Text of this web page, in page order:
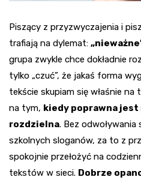
Piszący z przyzwyczajenia i
trafiają na dylemat:
grupa zwykle chce dokładnie
tylko „czuć”, że jakaś forma
tekście skupiam się właśnie
na tym, kiedy poprawna jest
rozdzielna. Bez odwoływania
szkolnych sloganów, za to z
spokojnie przełożyć na
tekstów w sieci. Dobrze